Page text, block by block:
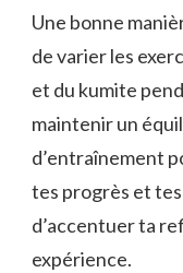
Une bonne
de varier les
et du kumite
maintenir un
d’entraînement
tes progrès et
d’accentuer ta
expérience.